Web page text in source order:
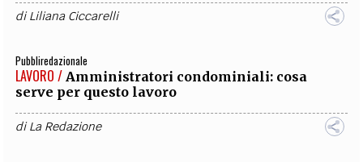
diLiliana Ciccarelli
Pubbliredazionale
LAVORO / Amministratori condominiali: cosa
serve per questo lavoro
diLa Redazione